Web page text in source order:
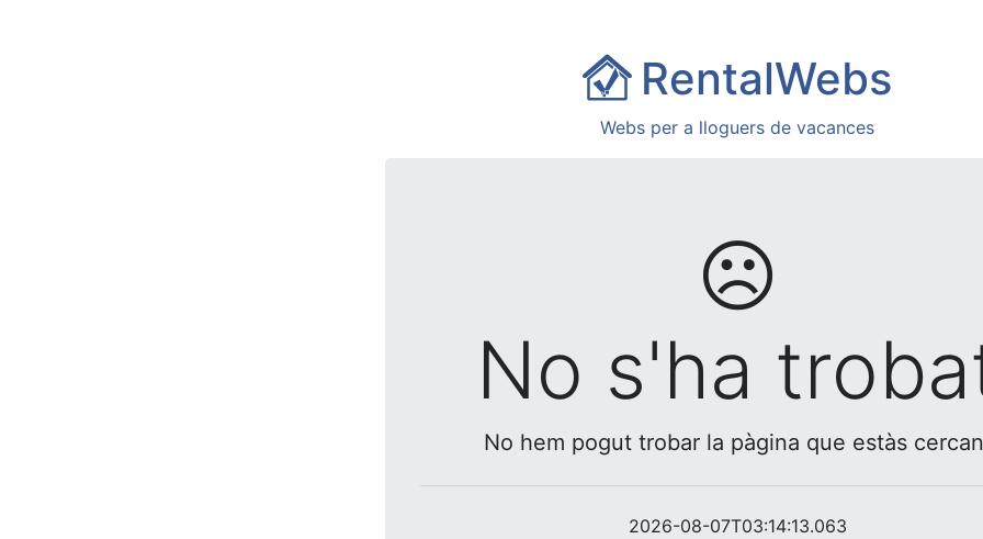
RentalWebs
Webs per a lloguers de vacances
☹
No s'ha
No hem pogut trobar la pàgina que estàs
2026-08-07T03:14:13.063